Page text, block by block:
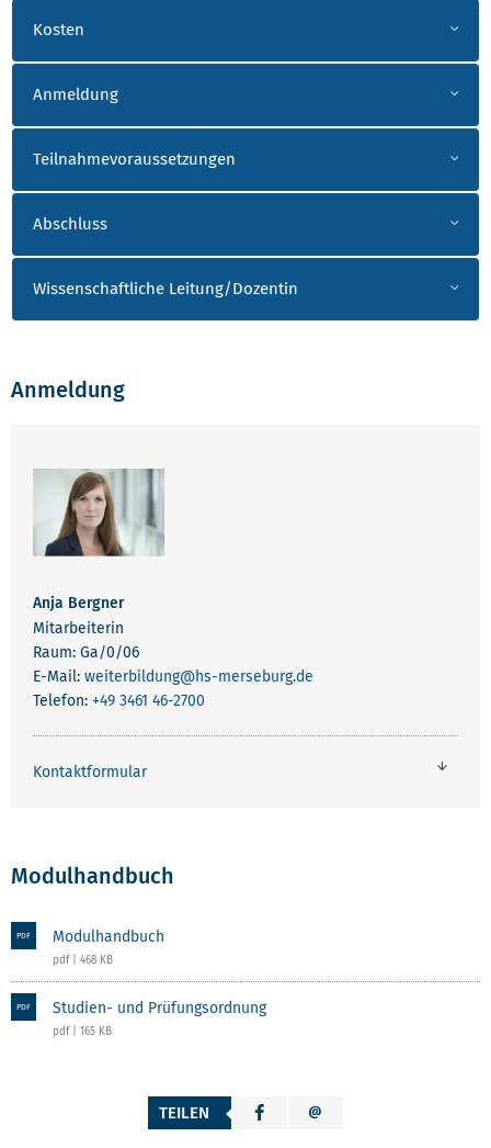
Kosten
Anmeldung
Teilnahmevoraussetzungen
Abschluss
Wissenschaftliche Leitung/Dozentin
Anmeldung
Anja Bergner
Mitarbeiterin
Raum: Ga/0/06
E-Mail: weiterbildung@hs-merseburg.de
Telefon: +49 3461 46-2700
Kontaktformular
Modulhandbuch
PDF Modulhandbuch
pdf | 468 KB
PDF Studien- und Prüfungsordnung
pdf | 165 KB
TEILEN